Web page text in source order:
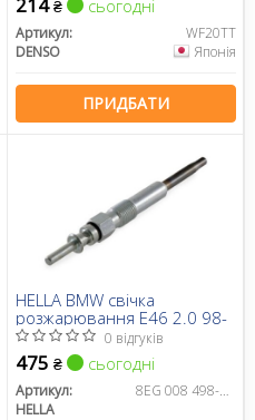
₴ сьогодні
Артикул:
WF20TT
DENSO
Японія
ПРИДБАТИ
HELLA BMW свічка
розжарювання E46 2.0 98-
0 відгуків
475 ₴ сьогодні
Артикул:
8EG 008 498-121
HELLA